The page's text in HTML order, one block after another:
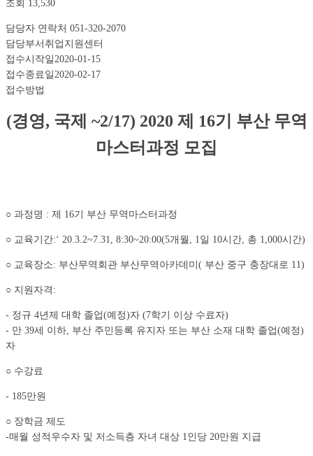
조회 13,530
담당자 연락처 051-320-2070
담당부서 취업지원센터
접수시작일2020-01-15
접수종료일2020-02-17
접수방법
(경영, 국제 ~2/17) 2020 제 16기 부산 무역
마스터과정 모집
○ 과정명 : 제 16기 부산 무역마스터과정
○ 교육기간:‘ 20.3.2~7.31, 8:30~20:00(5개월, 1일 10시간, 총 1,000시간)
○ 교육장소: 부산무역회관 부산무역아카데미( 부산 중구 충장대로 11)
○ 지원자격:
- 정규 4년제 대학 졸업(예정)자 (7학기 이상 수료자)
- 만 39세 이하, 부산 주민등록 유지자 또는 부산 소재 대학 졸업(예정)
자
○ 수강료
- 185만원
○ 장학금 제도
-매월 성적우수자 및 저소득층 자녀 대상 1인당 20만원 지급